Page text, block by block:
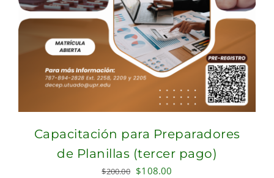
Capacitación para Preparadores
de Planillas (tercer pago)
$200.00 Original
$108.00